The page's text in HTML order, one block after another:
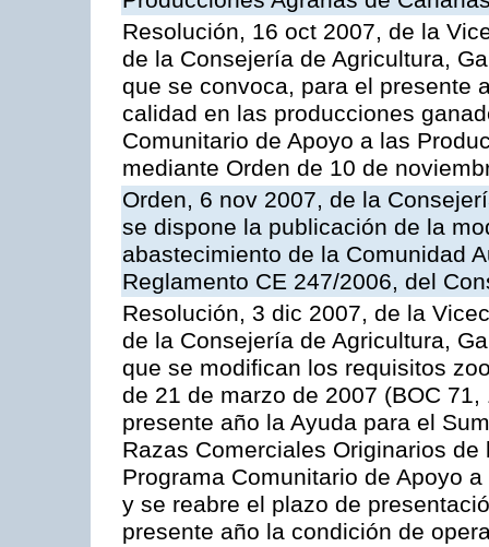
Resolución, 16 oct 2007, de la
de la Consejería de Agricultura,
que se convoca, para el presente
calidad en las producciones
Comunitario de Apoyo a las
mediante Orden de 10 de
Orden, 6 nov 2007, de la
se dispone la publicación de la
abastecimiento de la Comunidad
Reglamento CE 247/2006, del
Resolución, 3 dic 2007, de la
de la Consejería de Agricultura,
que se modifican los requisitos
de 21 de marzo de 2007 (BOC
presente año la Ayuda para el
Razas Comerciales Originarios
Programa Comunitario de Apoyo
y se reabre el plazo de
presente año la condición de